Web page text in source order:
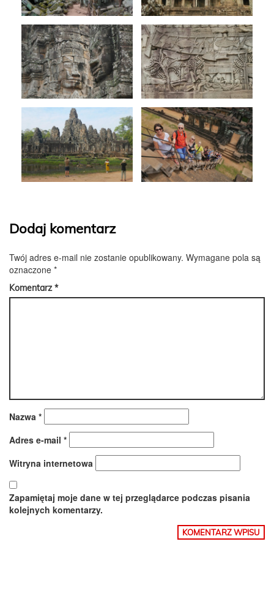
Dodaj komentarz
Twój adres e-mail nie zostanie opublikowany. Wymagane pola są
oznaczone *
Komentarz*
Nazwa *
Adres e-mail *
Witryna internetowa
Zapamiętaj moje dane w tej przeglądarce podczas pisania
kolejnych komentarzy.